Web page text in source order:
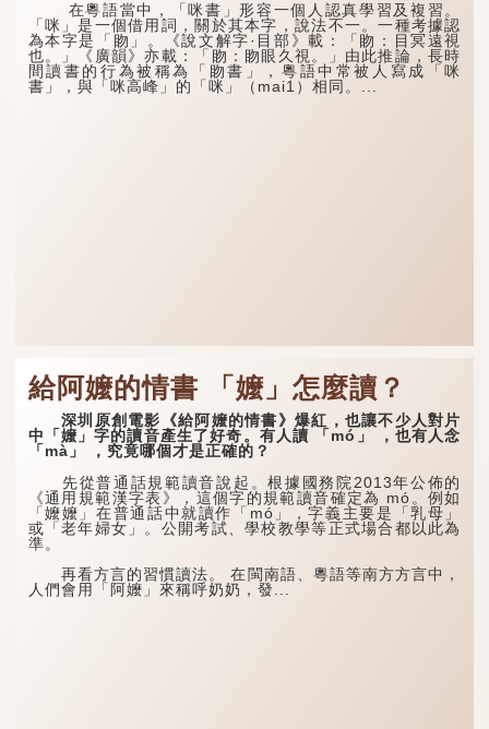
在粵語當中，「咪書」形容一個人認真學習及複習。
「咪」是一個借用詞，關於其本字，說法不一。一種考據認
為本字是「䀛」。《說文解字·目部》載：「䀛：目冥遠視
也。」《廣韻》亦載：「䀛：䀛眼久視。」由此推論，長時
間讀書的行為被稱為「䀛書」，粵語中常被人寫成「咪
書」，與「咪高峰」的「咪」（mai1）相同。...
給阿嬤的情書 「嬤」怎麼讀？
深圳原創電影《給阿嬤的情書》爆紅，也讓不少人對片
中「嬤」字的讀音產生了好奇。有人讀 「mó」 ，也有人念
「mà」 ，究竟哪個才是正確的？
先從普通話規範讀音說起。根據國務院2013年公佈的
《通用規範漢字表》，這個字的規範讀音確定為 mó。例如
「嬤嬤」在普通話中就讀作「mó」，字義主要是「乳母」
或「老年婦女」。公開考試、學校教學等正式場合都以此為
準。
再看方言的習慣讀法。 在閩南語、粵語等南方方言中，
人們會用「阿嬤」來稱呼奶奶，發...